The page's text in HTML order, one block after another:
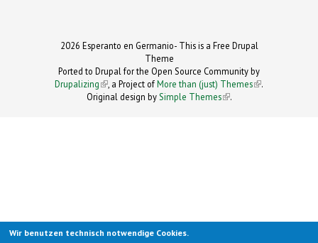
2026 Esperanto en Germanio- This is a Free Drupal
Theme
Ported to Drupal for the Open Source Community by
Drupalizing(link is external)
, a Project ofMore than (just) Themes (link is
.
Original design by Simple Themes
(link is
.
Wir benutzen technisch notwendige Cookies.